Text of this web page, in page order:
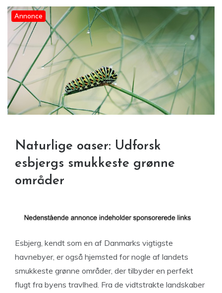
Annonce
Naturlige oaser: Udforsk
esbjergs smukkeste grønne
områder
Esbjerg, kendt som en af Danmarks vigtigste
havnebyer, er også hjemsted for nogle af landets
smukkeste grønne områder, der tilbyder en perfekt
flugt fra byens travlhed. Fra de vidtstrakte landskaber